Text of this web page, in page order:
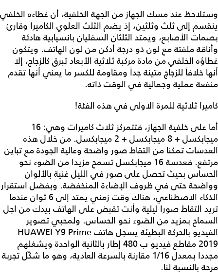
وستلاحظ عند مسك الجهاز من الجهة الخلفية، أن غطاءه الخلفي
ينقسم إلى ثلث وثلثين، إذ يضم الثلث العلوي الكاميرا وقارئ
بصمات الأصابع، ويمتد الثلثان السفليان بانسيابية هادئة
وأناقة ملفتة مع لون ذو درجة أدكن من لون الهاتف. ويتكون
غطاؤه الخلفي من مادة مركبة ثلاثية الأبعاد تبرق كالزجاج، إلا
أنها خلافاً للزجاج متينة جداً ومقاومة للكسر ما يعني أنها تقدم
منفعة عملية وجمالية في الوقت ذاته.
كاميرا ثلاثية للمرة الاولى في هذه الفئة!
أما على خلفية الجهاز، فتتمركز ثلاث كاميرات وهي: 16
ميجابكسل + 8 ميجابكسل + 2 ميجابكسل. من خلال هذه
العدسات تمكنا من التقاط صور واضحة وعالية الجودة مع تباين
مرتفع. فعدسة 16 ميجابكسل تسمح مزيدا من الضوء نحو
الحساس بحيث تحصل على صور في الليل غنية بالألوان
وواضحة حتى في ظروف الإضاءة المنخفضة. وبفضل استقرار
الذكاء الاصطناعي، هناك وقت زمني يمتد إلى 6 ثوان عندما
تريد التقاط صورا ليلية وأنت تقبض على الهاتف بيدك من اجل
السماح بمزيد من الضوء نحو الحساس. ولمحبي تصوير
الفيديو بالحركة البطيئة يسجل هاتف HUAWEI Y9 Prime
2019 مقاطع فيديو ب 480 إطار بالثانية الواحدة ويشغلهم
مجددا بمعدل 1/16 مقارنة بالسرعة العادية، وهو ما شكّل تجربة
مرحة بالنسبة لنا.